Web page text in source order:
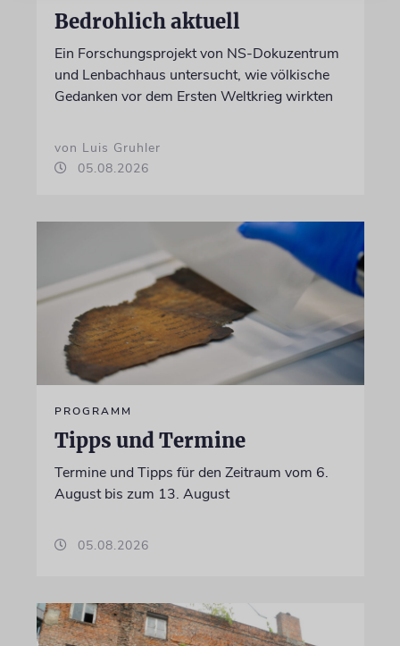
Bedrohlich aktuell
Ein Forschungsprojekt von NS-Dokuzentrum
und Lenbachhaus untersucht, wie völkische
Gedanken vor dem Ersten Weltkrieg wirkten
von Luis Gruhler
05.08.2026
PROGRAMM
Tipps und Termine
Termine und Tipps für den Zeitraum vom 6.
August bis zum 13. August
05.08.2026